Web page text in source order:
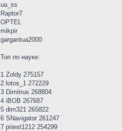
ua_ss
Raptor7
OPTEL
mikpir
gargantua2000
Топ по науке:
1 Zoldy 275157
2 lotos_1 272229
3 Dimitrus 268804
4 iBOB 267687
5 dim321 265822
6 SNavigator 261247
7 priest1212 254299